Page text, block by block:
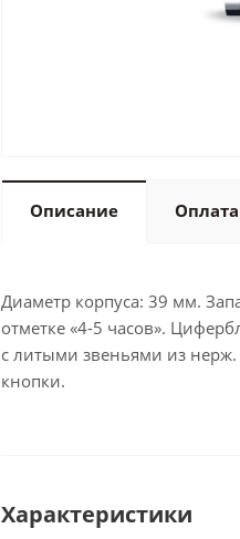
Описание
Диаметр корпуса: 39 мм.
отметке «4-5 часов».
с литыми звеньями из нерж.
кнопки.
Характеристики